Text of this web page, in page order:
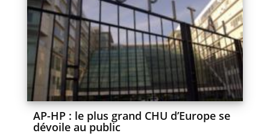
AP-HP : le plus grand CHU d’Europe se
dévoile au public